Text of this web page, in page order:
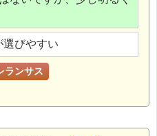
選びやすい
ランサス